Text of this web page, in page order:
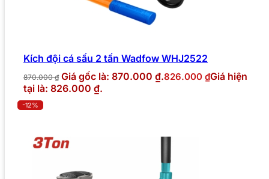
Kích đội cá sấu 2 tấn Wadfow WHJ2522
870.000₫ Giá gốc là: 870.000 ₫.826.000 ₫Giá hiện
tại là: 826.000 ₫.
-12%